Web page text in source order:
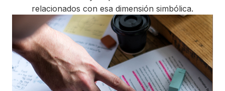
relacionados con esa dimensión simbólica.